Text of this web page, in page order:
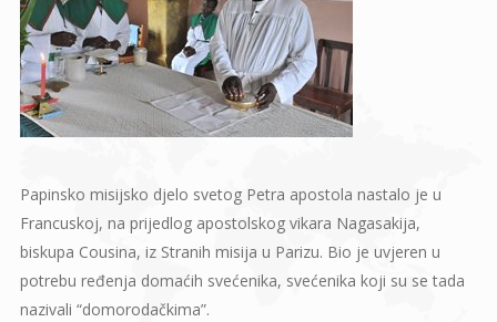
Papinsko misijsko djelo svetog Petra apostola nastalo je u
Francuskoj, na prijedlog apostolskog vikara Nagasakija,
biskupa Cousina, iz Stranih misija u Parizu. Bio je uvjeren u
potrebu ređenja domaćih svećenika, svećenika koji su se tada
nazivali “domorodačkima”.